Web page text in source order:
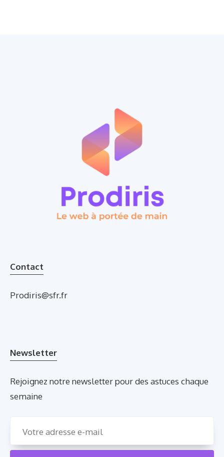
Contact
Prodiris@sfr.fr
Newsletter
Rejoignez notre newsletter pour des astuces chaque
semaine